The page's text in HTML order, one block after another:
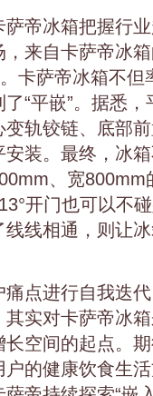
帝冰箱把握行业
来自卡萨帝冰
卡萨帝冰箱不但
“平嵌”。据悉
轨铰链、底部
装。最终，冰
、宽800mm
开门也可以不
线相通，则让
点进行自我迭代
实对卡萨帝冰
空间的起点。
的健康饮食生